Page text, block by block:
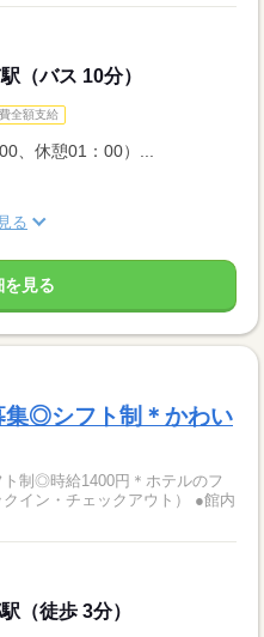
（バス 10分）
全額支給
、休憩01：00）...
る
を見る
集◎シフト制＊かわい
制◎時給1400円＊ホテルのフ
（徒歩 3分）